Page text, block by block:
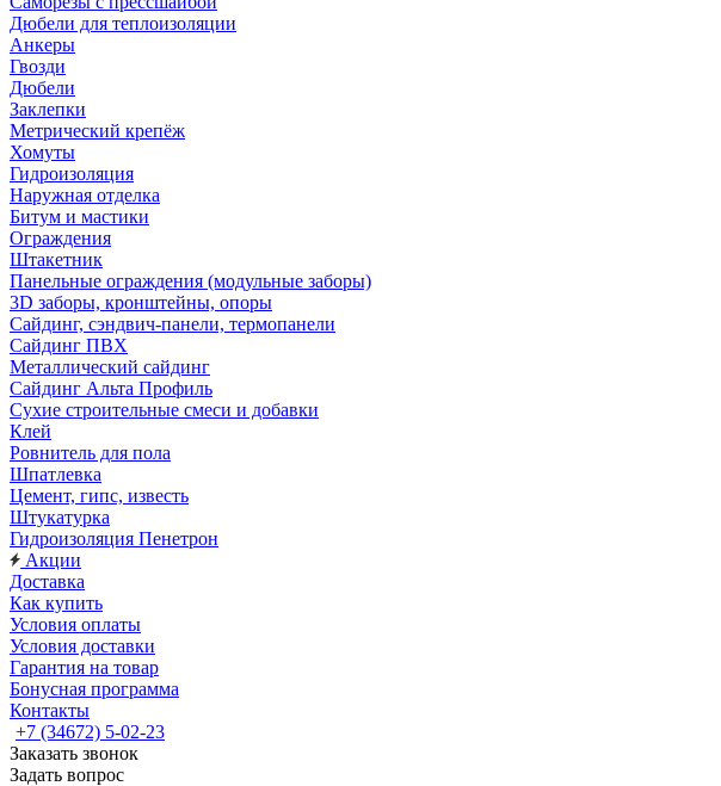
Дюбели для теплоизоляции
Анкеры
Гвозди
Дюбели
Заклепки
Метрический крепёж
Хомуты
Гидроизоляция
Наружная отделка
Битум и мастики
Ограждения
Штакетник
Панельные ограждения (модульные заборы)
3D заборы, кронштейны, опоры
Cайдинг, сэндвич-панели, термопанели
Сайдинг ПВХ
Металлический сайдинг
Сайдинг Альта Профиль
Сухие строительные смеси и добавки
Клей
Ровнитель для пола
Шпатлевка
Цемент, гипс, известь
Штукатурка
Гидроизоляция Пенетрон
Акции
Доставка
Как купить
Условия оплаты
Условия доставки
Гарантия на товар
Бонусная программа
Контакты
+7 (34672) 5-02-23
Заказать звонок
Задать вопрос